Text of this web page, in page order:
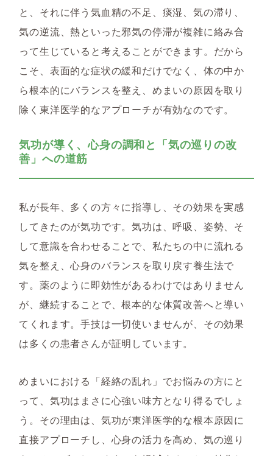
と、それに伴う気血精の不足、痰湿、気の滞り、
気の逆流、熱といった邪気の停滞が複雑に絡み合
って生じていると考えることができます。だから
こそ、表面的な症状の緩和だけでなく、体の中か
ら根本的にバランスを整え、めまいの原因を取り
除く東洋医学的なアプローチが有効なのです。
気功が導く、心身の調和と「気の巡りの改
善」への道筋
私が長年、多くの方々に指導し、その効果を実感
してきたのが気功です。気功は、呼吸、姿勢、そ
して意識を合わせることで、私たちの中に流れる
気を整え、心身のバランスを取り戻す養生法で
す。薬のように即効性があるわけではありません
が、継続することで、根本的な体質改善へと導い
てくれます。手技は一切使いませんが、その効果
は多くの患者さんが証明しています。
めまいにおける「経絡の乱れ」でお悩みの方にと
って、気功はまさに心強い味方となり得るでしょ
う。その理由は、気功が東洋医学的な根本原因に
直接アプローチし、心身の活力を高め、気の巡り